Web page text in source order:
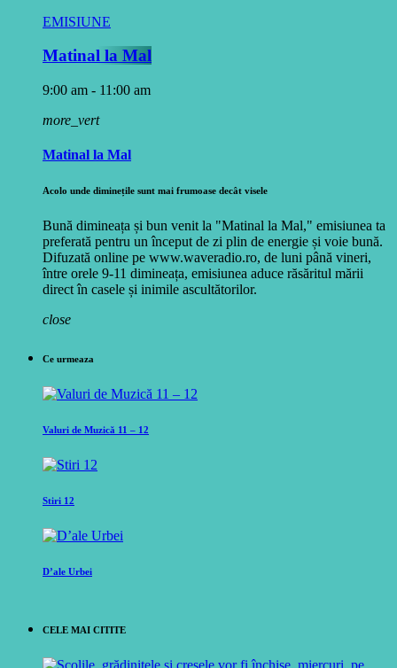
EMISIUNE
Matinal la Mal
9:00 am - 11:00 am
more_vert
Matinal la Mal
Acolo unde diminețile sunt mai frumoase decât visele
Bună dimineața și bun venit la "Matinal la Mal," emisiunea ta
preferată pentru un început de zi plin de energie și voie bună.
Difuzată online pe www.waveradio.ro, de luni până vineri,
între orele 9-11 dimineața, emisiunea aduce răsăritul mării
direct în casele și inimile ascultătorilor.
close
Ce urmeaza
Valuri de Muzică 11 – 12
Stiri 12
D’ale Urbei
CELE MAI CITITE